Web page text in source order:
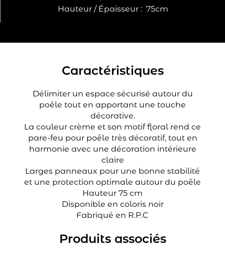
Hauteur / Épaisseur : 75cm
Caractéristiques
Délimiter un espace sécurisé autour du
poêle tout en apportant une touche
décorative.
La couleur crème et son motif floral rend ce
pare-feu pour poêle très décoratif, tout en
harmonie avec une décoration intérieure
claire
Larges panneaux pour une bonne stabilité
et une protection optimale autour du poêle
Hauteur 75 cm
Disponible en coloris noir
Fabriqué en R.P.C
Produits associés